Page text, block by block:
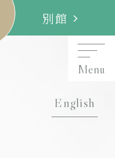
Menu
English
別館